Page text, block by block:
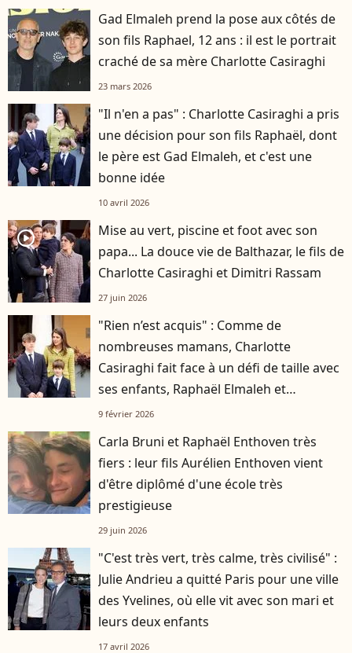
Gad Elmaleh prend la pose aux côtés de
son fils Raphael, 12 ans : il est le portrait
craché de sa mère Charlotte Casiraghi
23 mars 2026
"Il n'en a pas" : Charlotte Casiraghi a pris
une décision pour son fils Raphaël, dont
le père est Gad Elmaleh, et c'est une
bonne idée
10 avril 2026
player2
Mise au vert, piscine et foot avec son
papa... La douce vie de Balthazar, le fils de
Charlotte Casiraghi et Dimitri Rassam
27 juin 2026
"Rien n’est acquis" : Comme de
nombreuses mamans, Charlotte
Casiraghi fait face à un défi de taille avec
ses enfants, Raphaël Elmaleh et
Balthazar Rassam
9 février 2026
Carla Bruni et Raphaël Enthoven très
fiers : leur fils Aurélien Enthoven vient
d'être diplômé d'une école très
prestigieuse
29 juin 2026
"C'est très vert, très calme, très civilisé" :
Julie Andrieu a quitté Paris pour une ville
des Yvelines, où elle vit avec son mari et
leurs deux enfants
17 avril 2026